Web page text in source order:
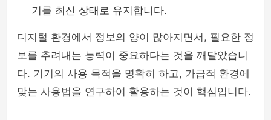
기를 최신 상태로 유지합니다.
디지털 환경에서 정보의 양이 많아지면서, 필요한 정
보를 추려내는 능력이 중요하다는 것을 깨달았습니
다. 기기의 사용 목적을 명확히 하고, 가급적 환경에
맞는 사용법을 연구하여 활용하는 것이 핵심입니다.